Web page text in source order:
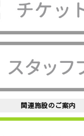
関連施設のご案内